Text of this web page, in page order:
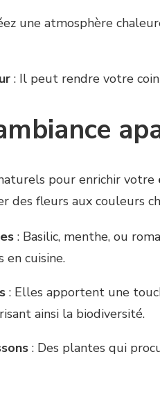
une atmosphère
: Il peut rendre votre
pour enrichir votre
des fleurs aux couleurs
: Basilic, menthe, ou
cuisine.
: Elles apportent une
ainsi la biodiversité.
: Des plantes qui